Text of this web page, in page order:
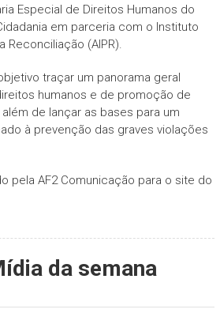
Especial de Direitos Humanos do
em parceria com o Instituto
Reconciliação (AIPR).
traçar um panorama geral
humanos e de promoção de
de lançar as bases para um
à prevenção das graves violações
pela AF2 Comunicação para o site do
da semana